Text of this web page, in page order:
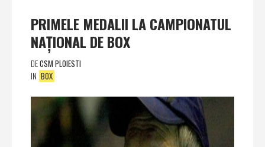
PRIMELE MEDALII LA CAMPIONATUL
NAŢIONAL DE BOX
DECSM PLOIESTI
IN BOX